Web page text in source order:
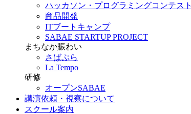
ハッカソン・プログラミングコンテスト
商品開発
ITブートキャンプ
SABAE STARTUP PROJECT
まちなか賑わい
さばぷら
La Tempo
研修
オープンSABAE
講演依頼・視察について
スクール案内